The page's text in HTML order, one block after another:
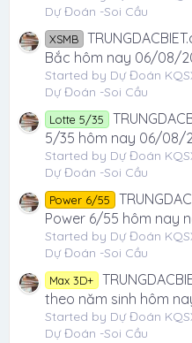
Dự Đoán -Soi Cầu
XSMB
Bắc hôm nay 06/08/
Started by Dự Đoán
Dự Đoán -Soi Cầu
Lotte 5/35
5/35 hôm nay 06/08/
Started by Dự Đoán
Dự Đoán -Soi Cầu
Power 6/55
Power 6/55 hôm nay
Started by Dự Đoán
Dự Đoán -Soi Cầu
Max 3D+
theo năm sinh hôm
Started by Dự Đoán
Dự Đoán -Soi Cầu